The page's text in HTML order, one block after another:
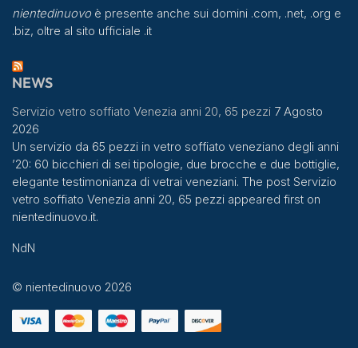
nientedinuovoè presente anche sui domini .com, .net, .org e
.biz, oltre al sito ufficiale .it
NEWS
Servizio vetro soffiato Venezia anni 20, 65 pezzi 7 Agosto
2026
Un servizio da 65 pezzi in vetro soffiato veneziano degli anni
’20: 60 bicchieri di sei tipologie, due brocche e due bottiglie,
elegante testimonianza di vetrai veneziani. The post Servizio
vetro soffiato Venezia anni 20, 65 pezzi appeared first on
nientedinuovo.it.
NdN
© nientedinuovo 2026